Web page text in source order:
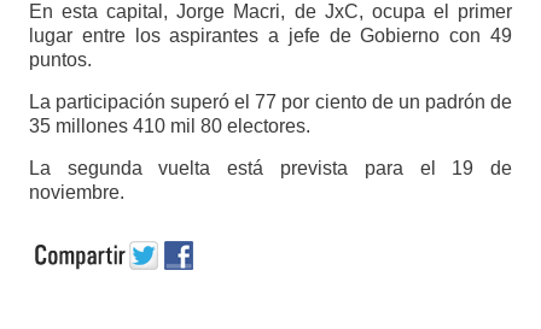
En esta capital, Jorge Macri, de JxC, ocupa el primer
lugar entre los aspirantes a jefe de Gobierno con 49
puntos.
La participación superó el 77 por ciento de un padrón de
35 millones 410 mil 80 electores.
La segunda vuelta está prevista para el 19 de
noviembre.